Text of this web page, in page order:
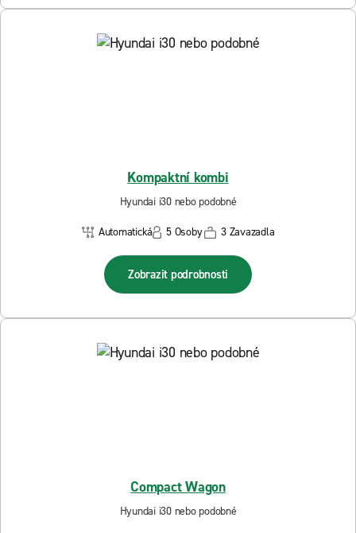
Kompaktní kombi
Hyundai i30 nebo podobné
Automatická
5 Osoby 3 Zavazadla
Zobrazit podrobnosti
Compact Wagon
Hyundai i30 nebo podobné